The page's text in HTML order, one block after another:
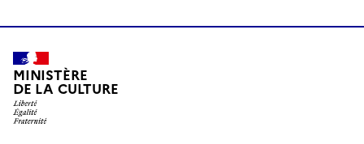
MINISTÈRE
DE LA CULTURE